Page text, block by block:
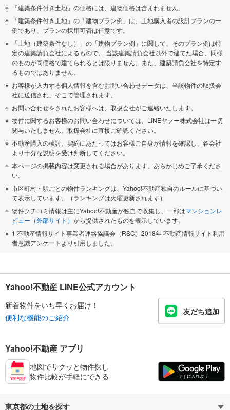
「建築条件付き土地」の価格には、建物価格は含まれません。
「建築条件付き土地」の「建物プラン例」は、土地購入者の設計プランの一
例であり、プランの採用可否は任意です。
「土地（建築条件なし）」の「建物プラン例」に関して、そのプラン例は特
定の建築請負会社によるもので、 当該建築請負会社以外で建てた場合、同様
のものが同価格で建てられるとは限りません。また、建築請負会社を特定す
るものではありません。
お客様が入力する個人情報を含むお問い合わせデータは、当該物件の取扱会
社に送信され、そこで管理されます。
お問い合わせをされたお客様へは、取扱会社がご連絡いたします。
物件に関するお客様のお問い合わせについては、LINEヤフー株式会社は一切
関与いたしません。取扱会社に直接ご確認ください。
不動産購入の検討、契約にあたってはお客様ご自身が情報を確認し、各会社
より十分な説明を受け判断してください。
本ページの掲載内容は変更される場合があります。あらかじめご了承くださ
い。
市区町村・駅ごとの物件ランキングは、Yahoo!不動産独自のルールに基づい
て表示しています。（ランキングは火曜更新されます）
物件クチコミ情報は主にYahoo!不動産が独自で収集し、一部はマンションレ
ビュー（外部サイト） から提供されたものを表示しています。
1 不動産情報サイト事業者連絡協議会（RSC）2018年 不動産情報サイト利用
者意識アンケートより引用しました。
Yahoo!不動産 LINE公式アカウント
新着物件をいち早くお届け！
便利な機能のご紹介
友だち追加
Yahoo!不動産 アプリ
地図でサクッと物件探し
物件比較が手軽にできる
東京都の土地を探す